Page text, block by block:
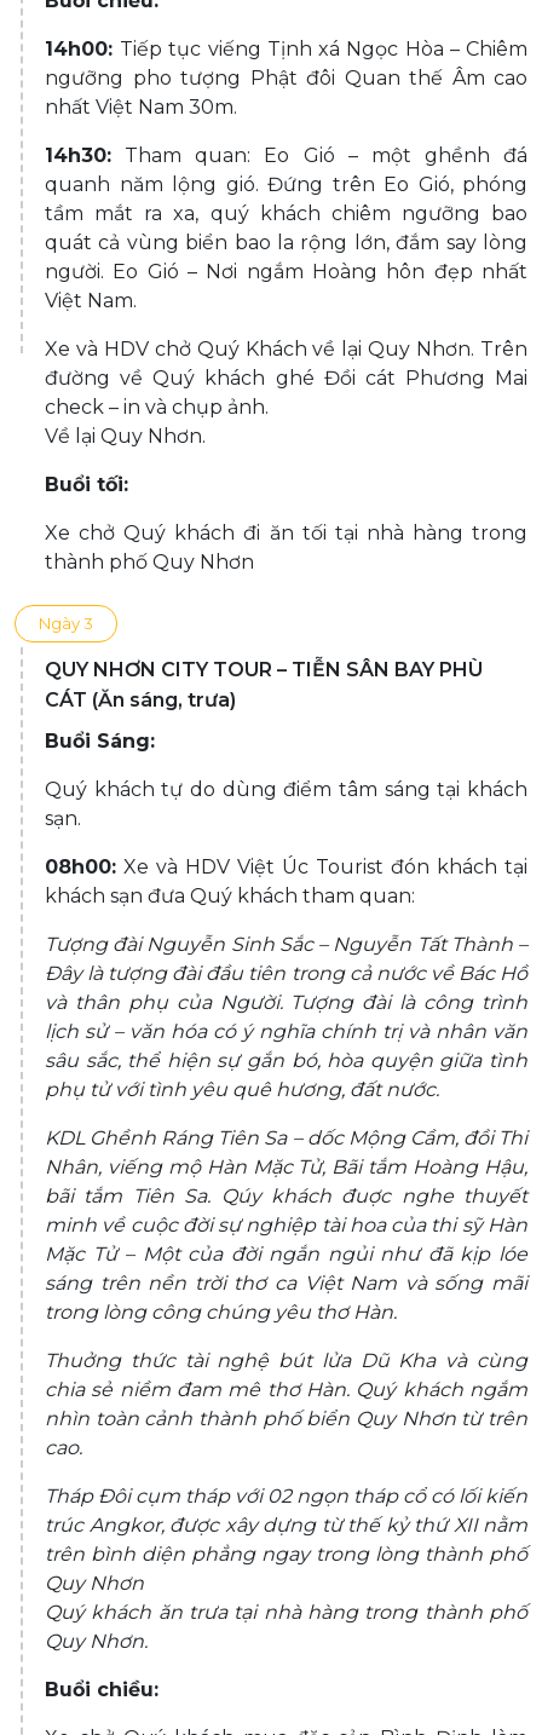
14h00: Tiếp tục viếng Tịnh xá Ngọc Hòa – Chiêm
ngưỡng pho tượng Phật đôi Quan thế Âm cao
nhất Việt Nam 30m.
14h30: Tham quan: Eo Gió – một ghềnh đá
quanh năm lộng gió. Đứng trên Eo Gió, phóng
tầm mắt ra xa, quý khách chiêm ngưỡng bao
quát cả vùng biển bao la rộng lớn, đắm say lòng
người. Eo Gió – Nơi ngắm Hoàng hôn đẹp nhất
Việt Nam.
Xe và HDV chở Quý Khách về lại Quy Nhơn. Trên
đường về Quý khách ghé Đồi cát Phương Mai
check – in và chụp ảnh.
Về lại Quy Nhơn.
Buổi tối:
Xe chở Quý khách đi ăn tối tại nhà hàng trong
thành phố Quy Nhơn
Ngày 3
QUY NHƠN CITY TOUR – TIỄN SÂN BAY PHÙ
CÁT (Ăn sáng, trưa)
Buổi Sáng:
Quý khách tự do dùng điểm tâm sáng tại khách
sạn.
08h00: Xe và HDV Việt Úc Tourist đón khách tại
khách sạn đưa Quý khách tham quan:
Tượng đài Nguyễn Sinh Sắc – Nguyễn Tất Thành –
Đây là tượng đài đầu tiên trong cả nước về Bác Hồ
và thân phụ của Người. Tượng đài là công trình
lịch sử – văn hóa có ý nghĩa chính trị và nhân văn
sâu sắc, thể hiện sự gắn bó, hòa quyện giữa tình
phụ tử với tình yêu quê hương, đất nước.
KDL Ghềnh Ráng Tiên Sa – dốc Mộng Cầm, đồi Thi
Nhân, viếng mộ Hàn Mặc Tử, Bãi tắm Hoàng Hậu,
bãi tắm Tiên Sa. Qúy khách đuợc nghe thuyết
minh về cuộc đời sự nghiệp tài hoa của thi sỹ Hàn
Mặc Tử – Một của đời ngắn ngủi như đã kịp lóe
sáng trên nền trời thơ ca Việt Nam và sống mãi
trong lòng công chúng yêu thơ Hàn.
Thuởng thức tài nghệ bút lửa Dũ Kha và cùng
chia sẻ niềm đam mê thơ Hàn. Quý khách ngắm
nhìn toàn cảnh thành phố biển Quy Nhơn từ trên
cao.
Tháp Đôi cụm tháp với 02 ngọn tháp cổ có lối kiến
trúc Angkor, được xây dựng từ thế kỷ thứ XII nằm
trên bình diện phẳng ngay trong lòng thành phố
Quy Nhơn
Quý khách ăn trưa tại nhà hàng trong thành phố
Quy Nhơn.
Buổi chiều: